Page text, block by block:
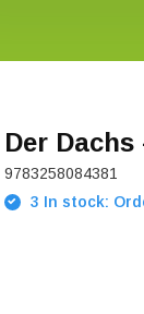
Der
9783258084381
3 In stock: